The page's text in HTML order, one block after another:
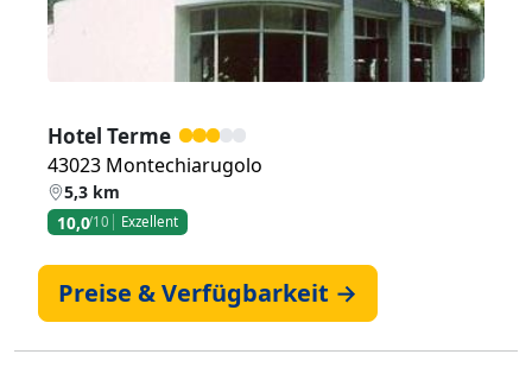
Hotel Terme
43023 Montechiarugolo
5,3 km
10,0/10 Exzellent
Preise & Verfügbarkeit →